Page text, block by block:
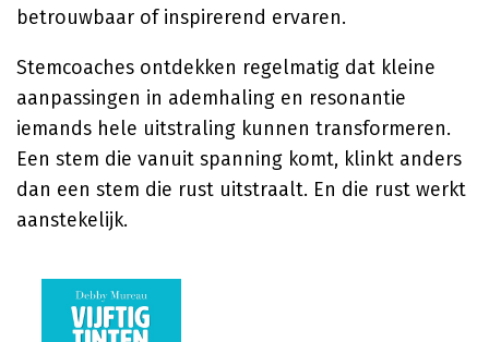
betrouwbaar of inspirerend ervaren.
Stemcoaches ontdekken regelmatig dat kleine
aanpassingen in ademhaling en resonantie
iemands hele uitstraling kunnen transformeren.
Een stem die vanuit spanning komt, klinkt anders
dan een stem die rust uitstraalt. En die rust werkt
aanstekelijk.